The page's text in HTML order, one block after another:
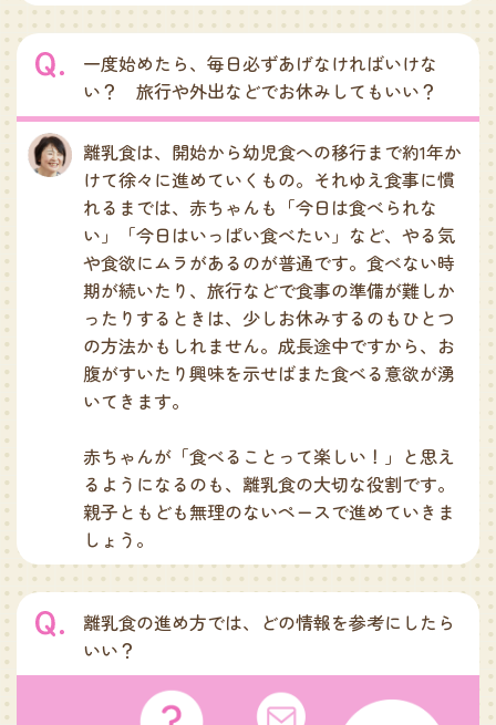
一度始めたら、毎日必ずあげなければいけな
い？ 旅行や外出などでお休みしてもいい？
離乳食は、開始から幼児食への移行まで約1年か
けて徐々に進めていくもの。それゆえ食事に慣
れるまでは、赤ちゃんも「今日は食べられな
い」「今日はいっぱい食べたい」など、やる気
や食欲にムラがあるのが普通です。食べない時
期が続いたり、旅行などで食事の準備が難しか
ったりするときは、少しお休みするのもひとつ
の方法かもしれません。成長途中ですから、お
腹がすいたり興味を示せばまた食べる意欲が湧
いてきます。
赤ちゃんが「食べることって楽しい！」と思え
るようになるのも、離乳食の大切な役割です。
親子ともども無理のないペースで進めていきま
しょう。
離乳食の進め方では、どの情報を参考にしたら
いい？